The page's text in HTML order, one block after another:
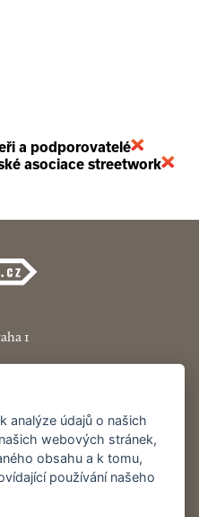
a podporovatelé
asociace streetwork
1
analýze údajů o našich
webových stránek,
obsahu a k tomu,
používání našeho